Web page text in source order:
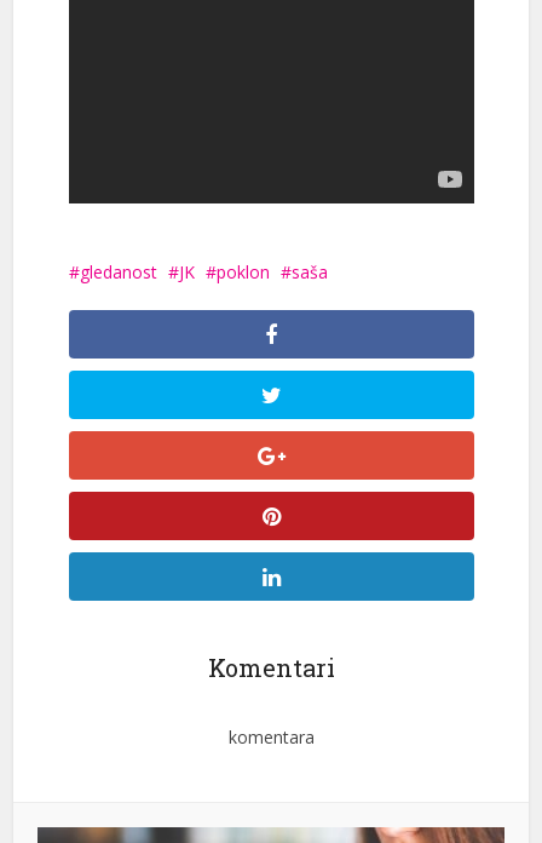
gledanost JK poklon saša
Komentari
komentara